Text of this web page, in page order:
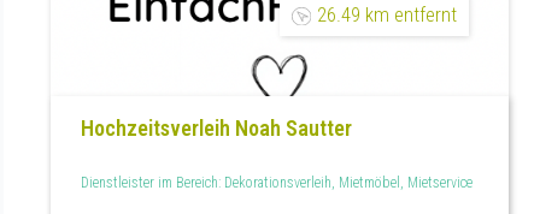
26.49 km entfernt
Hochzeitsverleih Noah Sautter
Dienstleister im Bereich: Dekorationsverleih, Mietmöbel, Mietservice